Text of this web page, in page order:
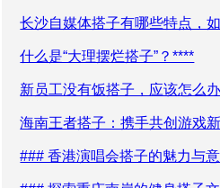
长沙自媒体搭子有哪些特点，
什么是“大理摆烂搭子”？****
新员工没有饭搭子，应该怎么
海南王者搭子：携手共创游戏
### 香港演唱会搭子的魅力与